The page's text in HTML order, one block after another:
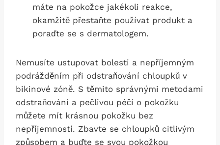
máte na pokožce jakékoli reakce,
okamžitě přestaňte používat produkt ⁢a
poraďte se s dermatologem.
Nemusíte ‌ustupovat bolesti a ⁣nepříjemným
podrážděním při odstraňování​ chloupků v
bikinové zóně. S těmito správnými metodami
odstraňování a ​pečlivou péčí o ‌pokožku
můžete mít krásnou pokožku bez
nepříjemností. Zbavte se chloupků citlivým
způsobem a buďte se svou pokožkou